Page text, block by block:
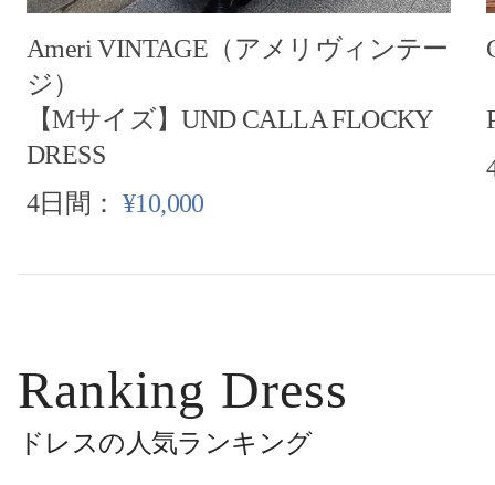
Ameri VINTAGE（アメリヴィンテー
ジ）
【Mサイズ】UND CALLA FLOCKY
DRESS
4日間： ¥10,000
Ranking Dress
ドレスの人気ランキング